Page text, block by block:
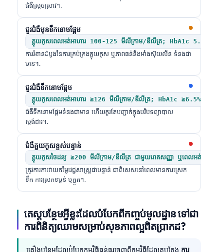
ជំងឺស្រួចស្រាវ។.
ជួរជំងឺមុនទឹកនោមផ្អែម
គ្លុយកូសពេលអត់អាហារ 100-125 មីលីក្រាម/ឌីលីត្រ; HbA1c 5.7-
ការរំខានដំបូងនៃការគ្រប់គ្រងគ្លុយកូស ឬភាពធន់នឹងអាំងស៊ុយលីន ទំនងជា
មាន។.
ជួរជំងឺទឹកនោមផ្អែម
គ្លុយកូសពេលអត់អាហារ ≥126 មីលីក្រាម/ឌីលីត្រ; HbA1c ≥6.5%
ជំងឺទឹកនោមផ្អែមទំនងជាមាន ហើយគួរតែបញ្ជាក់ក្នុងបរិបទព្យាបាល
ស្តង់ដារ។.
ជំងឺគ្លុយកូសខ្ពស់បន្ទាន់
គ្លុយកូសចៃដន្យ ≥200 មីលីក្រាម/ឌីលីត្រ ជាមួយរោគសញ្ញា ឬពេលអត់អាហ
ត្រូវការការវាយតម្លៃវេជ្ជសាស្ត្រជាបន្ទាន់ ជាពិសេសនៅពេលមានការស្រេក
ទឹក ការស្រកទម្ងន់ ឬក្អួត។.
តេស្តបន្ថែមអ្វីខ្លះដែលបំបែកពីកញ្ចប់មូលដ្ឋាន ទៅជា
ការពិនិត្យឈាមសម្រាប់សុខភាពល្អពិតប្រាកដ?
គ្រឿងបន្ថែមដែលបំបែកកម្មវិធីធ្ងន់ធ្ងរចេញពីកម្មវិធីដែលតុបតែង ការ